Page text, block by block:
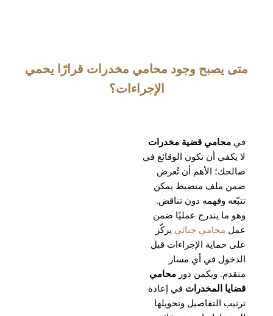
متى يصبح وجود محامي مخدرات قرارًا يحمي
الإجراءات؟
في محامي قضية مخدرات
لا يكفي أن تكون الوقائع في
صالحك؛ الأهم أن تُعرض
ضمن ملف منضبط يمكن
تتبّعه وفهمه دون تناقض.
وهو ما يندرج عمليًا ضمن
عمل محامي جنائي يركّز
على حماية الإجراءات قبل
الدخول في أي مسار
متقدم. ويكمن دور محامي
قضايا المخدرات في إعادة
ترتيب التفاصيل وتحويلها